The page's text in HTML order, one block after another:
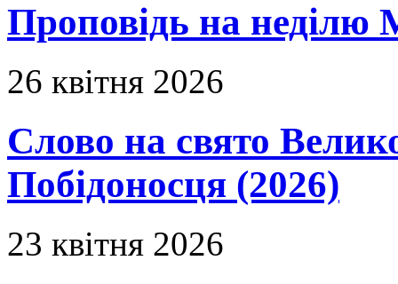
Проповідь на неділю
26 квітня 2026
Слово на свято
Побідоносця (2026)
23 квітня 2026